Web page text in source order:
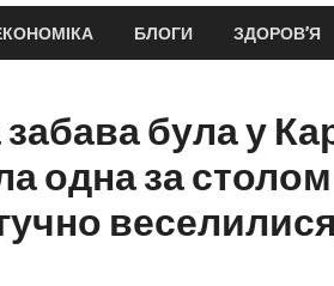
БЛОГИ ЗДОРОВ’Я
була у
одна за